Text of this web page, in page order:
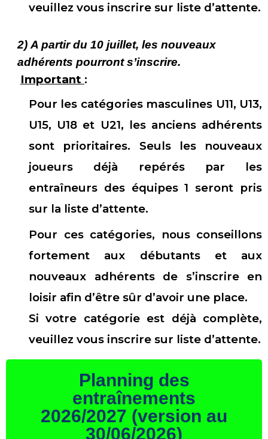
veuillez vous inscrire sur liste d’attente.
2) A partir du 10 juillet, les nouveaux
adhérents pourront s’inscrire.
Important :
Pour les catégories masculines U11, U13,
U15, U18 et U21, les anciens adhérents
sont prioritaires. Seuls les nouveaux
joueurs déjà repérés par les
entraîneurs des équipes 1 seront pris
sur la liste d’attente.
Pour ces catégories, nous conseillons
fortement aux débutants et aux
nouveaux adhérents de s’inscrire en
loisir afin d’être sûr d’avoir une place.
Si votre catégorie est déjà complète,
veuillez vous inscrire sur liste d’attente.
Planning des
entraînements
2026/2027 (version au
30/06/2026)